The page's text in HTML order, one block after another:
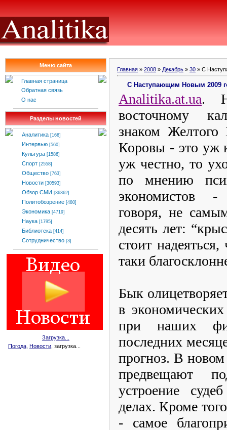
Меню сайта
Главная страница
Обратная связь
О нас
Разделы новостей
Аналитика [166]
Интервью [560]
Культура [1586]
Спорт [2558]
Общество [763]
Новости [30593]
Обзор СМИ [36362]
Политобозрение [480]
Экономика [4719]
Наука [1795]
Библиотека [414]
Сотрудничество [3]
Загрузка...
Погода Новости , загрузка...
Главная » 2008 » Декабрь » 30 » С
С Наступающим Новым 2009
Analitika.at.ua.
восточному
знаком
Коровы - это уж
уж честно, то
по мнению
экономистов -
говоря, не
десять лет:
стоит
таки
Бык
в экономических
при наших
последних
прогноз. В новом
предвещают
устроение
делах. Кроме
- самое